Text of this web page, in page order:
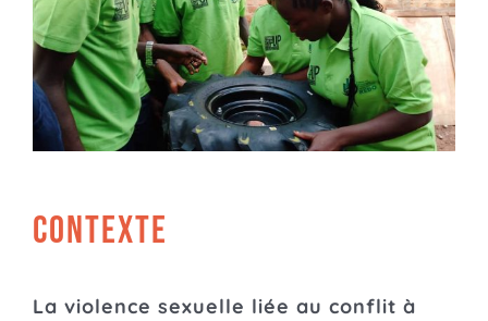
CONTEXTE
La violence sexuelle liée au conflit à